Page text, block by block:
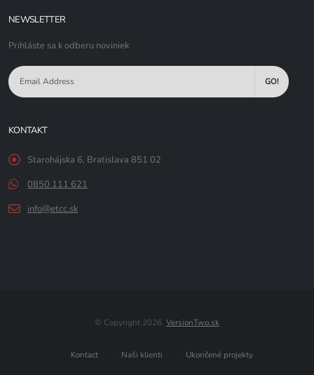
NEWSLETTER
Prihláste sa k odberu noviniek
GO!
KONTAKT
Starohájska 6, Bratislava 851 02
0850 111 621
info@etcc.sk
© Copyright 2026. VersionTwo.sk
Kontact Naši klienti Ukončené projekty